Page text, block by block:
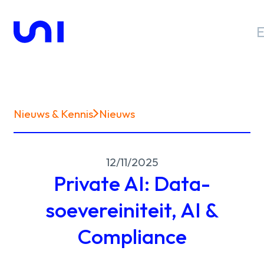
Sectoren
Oplossingen
Nieuws &
Nieuws & Kennis Nieuws
12/11/2025
Private AI: Data-
soevereiniteit, AI &
Compliance